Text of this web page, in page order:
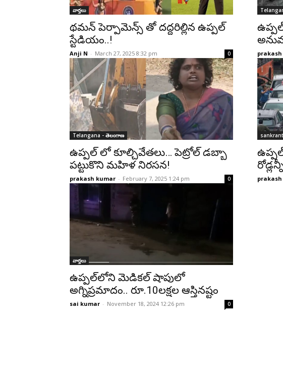
వార్తలు
థమన్ పెర్పామెన్స్ తో దద్దరిల్లిన ఉప్పల్
స్టేడియం..!
Anji N - March 27, 2025 8:32 pm 0
Telangana - తెలంగాణ
ఉప్పల్‌ లో కూల్చివేతలు… పెట్రోల్ డబ్బా
పట్టుకొని మహిళ నిరసన!
prakash kumar - February 7, 2025 1:24 pm 0
వార్తలు
ఉప్పల్‌లోని మెడికల్ షాపులో
అగ్నిప్రమాదం.. రూ.10లక్షల ఆస్తినష్టం
sai kumar - November 18, 2024 12:26 pm 0